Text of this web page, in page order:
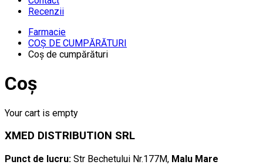
Recenzii
Farmacie
COŞ DE CUMPĂRĂTURI
Coş de cumpărături
Coş
Your cart is empty
XMED DISTRIBUTION SRL
Punct de lucru: Str Bechetului Nr.177M, Malu Mare